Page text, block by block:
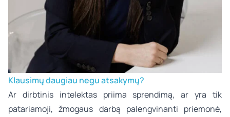
Klausimų daugiau negu atsakymų?
Ar dirbtinis intelektas priima sprendimą, ar yra tik
patariamoji, žmogaus darbą palengvinanti priemonė,